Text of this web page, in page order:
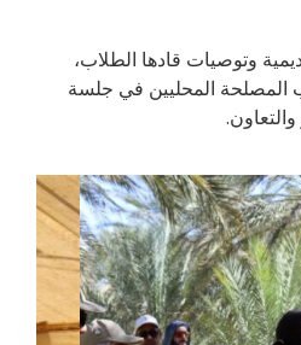
وتوصيات قادها الطلاب،
المحليين في جلسة